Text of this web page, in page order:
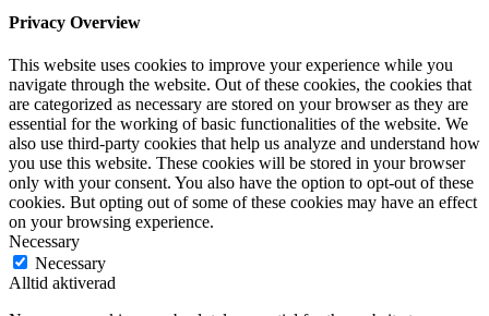
Privacy Overview
This website uses cookies to improve your experience while you
navigate through the website. Out of these cookies, the cookies that
are categorized as necessary are stored on your browser as they are
essential for the working of basic functionalities of the website. We
also use third-party cookies that help us analyze and understand how
you use this website. These cookies will be stored in your browser
only with your consent. You also have the option to opt-out of these
cookies. But opting out of some of these cookies may have an effect
on your browsing experience.
Necessary
Necessary
Alltid aktiverad